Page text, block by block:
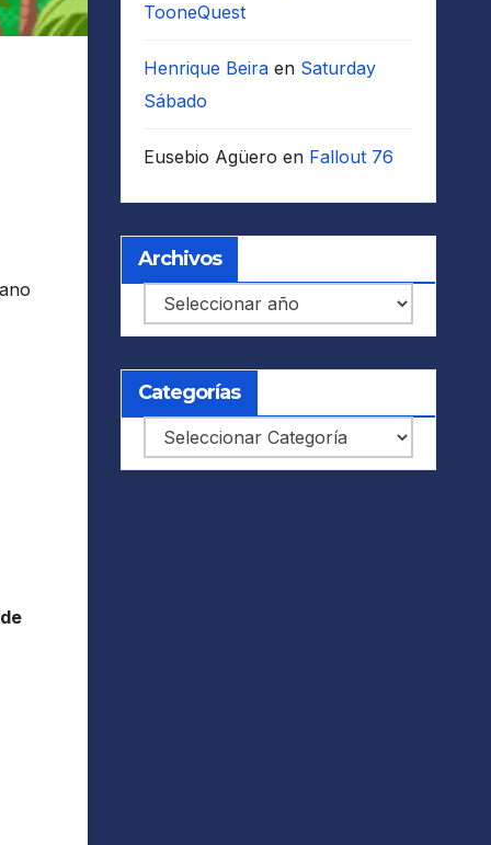
TooneQuest
Henrique Beiraen Saturday
Sábado
Eusebio Agüero en Fallout 76
Archivos
Archivos
Categorías
Categorías